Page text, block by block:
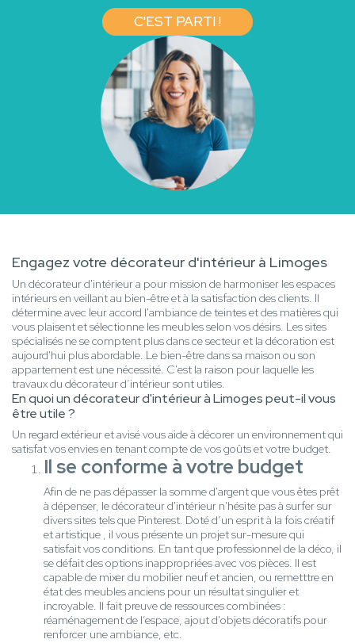
C'EST PARTI !
Engagez votre décorateur d'intérieur à Limoges
Un décorateur d'intérieur a pour mission de harmoniser les espaces
intérieurs en veillant au bien-être et à la satisfaction des clients. Il
détermine avec leur accord l'ambiance de teintes et des matières qui
vous plaisent et sélectionne les meubles selon vos désirs. Les sites
spécialisés ne se comptent plus dans ce secteur et la décoration est
aujourd'hui plus abordable. Le bien-être dans sa maison ou son
appartement est une nécessité. C'est la raison pour laquelle les
travaux du décorateur d’intérieur sont utiles.
En quoi un décorateur d'intérieur à Limoges peut-il vous
être utile ?
Un regard extérieur et avisé vous aide à décorer un environnement qui
satisfat vos envies en tenant compte de vos goûts et votre budget.
Il se conforme à votre budget
Afin de ne pas dépasser la somme d'argent que vous êtes prêt
à dépenser, le décorateur d'intérieur n'hésite pas à surfer sur
divers sites tels que Pinterest. Doté d’un esprit à la fois créatif
et artistique , il vous présente un projet sur-mesure qui
satisfait vos conditions. En tant que professionnel de la déco, il
se défait des options inappropriées avec vos pièces. Il est
capable de mixer du mobilier neuf et ancien, ou remetttre en
état des meubles anciens pour un résultat singulier et
incroyable. Il fait preuve de ressources combinées :
réaménagement de l’espace, ajout d'objets décoratifs pour
renforcer une ambiance, etc.